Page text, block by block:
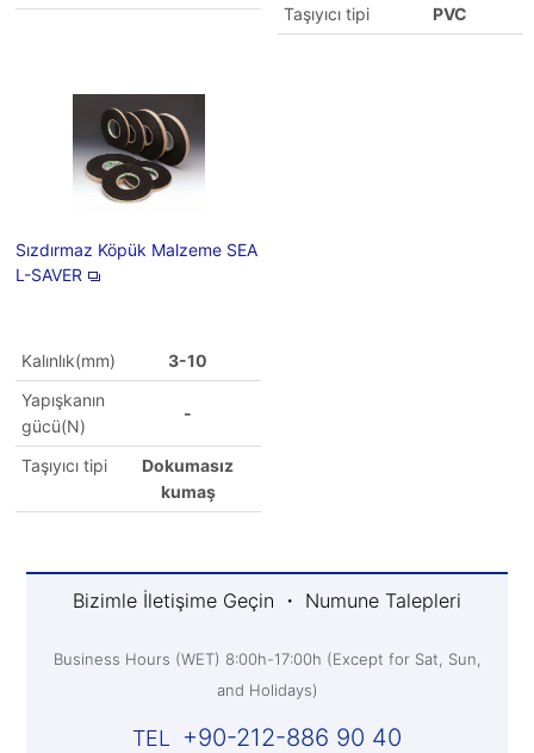
Taşıyıcı tipi PVC
Sızdırmaz Köpük Malzeme SEA
L-SAVER
Kalınlık(mm)
3-10
Yapışkanın
gücü(N)
-
Taşıyıcı tipi
Dokumasız
kumaş
Bizimle İletişime Geçin ・ Numune Talepleri
Business Hours (WET) 8:00h-17:00h (Except for Sat, Sun,
and Holidays)
+90-212-886 90 40